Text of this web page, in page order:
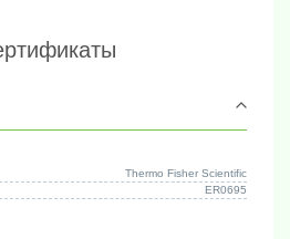
Thermo Scientific включают
BSA, обеспечивающий
в препаратах ДНК.
фермента XhoI включают
саузерн-блоттинг,
фрагментов
Thermo Fisher Scientific
ER0695